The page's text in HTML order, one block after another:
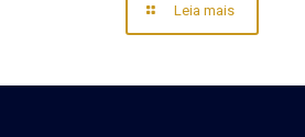
Leia mais